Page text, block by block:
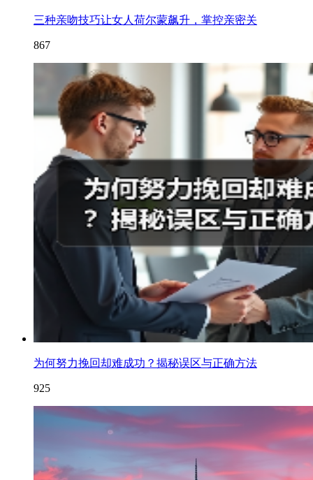
三种亲吻技巧让女人荷尔蒙飙升，掌控亲密关
867
为何努力挽回却难成功？揭秘误区与正确方法
925